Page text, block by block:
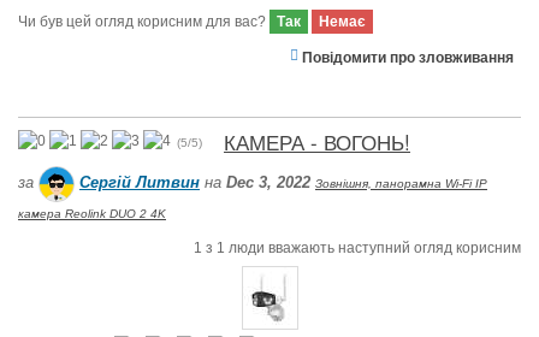
Чи був цей огляд корисним для вас? Так Немає
Повідомити про зловживання
(5/5) КАМЕРА - ВОГОНЬ!
за Сергій Литвин на Dec 3, 2022 Зовнішня, панорамна Wi-Fi IP
камера Reolink DUO 2 4K
1 з 1 люди вважають наступний огляд корисним